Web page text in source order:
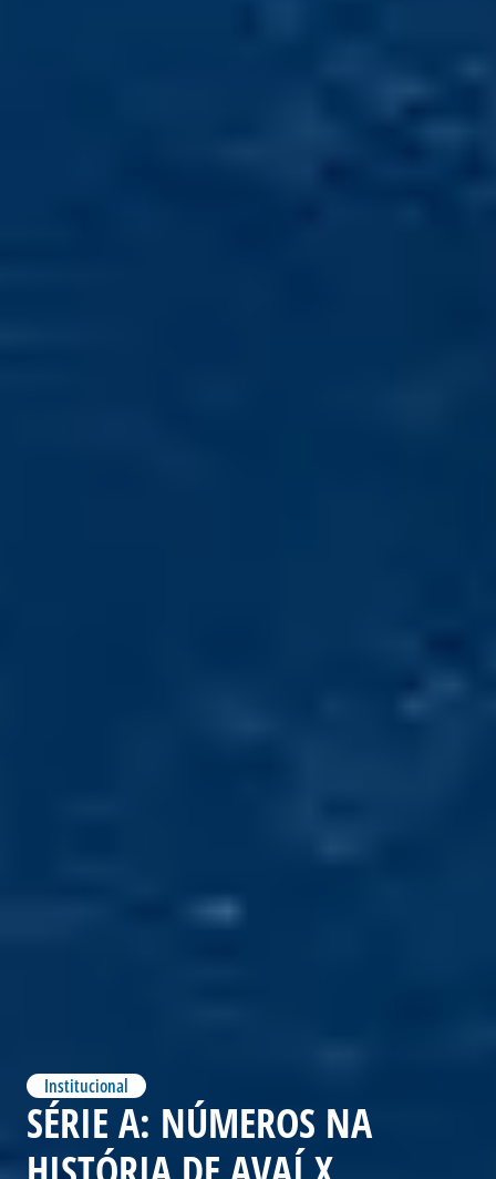
Institucional
SÉRIE A: NÚMEROS NA